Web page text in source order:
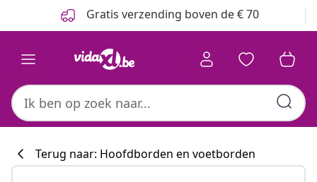
Gratis verzending boven de € 70
Terug naar: Hoofdborden en voetborden